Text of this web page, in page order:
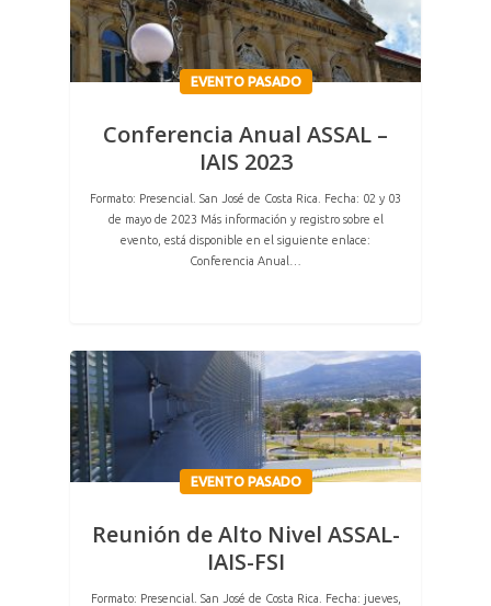
EVENTO PASADO
Conferencia Anual ASSAL –
IAIS 2023
Formato: Presencial. San José de Costa Rica. Fecha: 02 y 03
de mayo de 2023 Más información y registro sobre el
evento, está disponible en el siguiente enlace:
Conferencia Anual…
EVENTO PASADO
Reunión de Alto Nivel ASSAL-
IAIS-FSI
Formato: Presencial. San José de Costa Rica. Fecha: jueves,